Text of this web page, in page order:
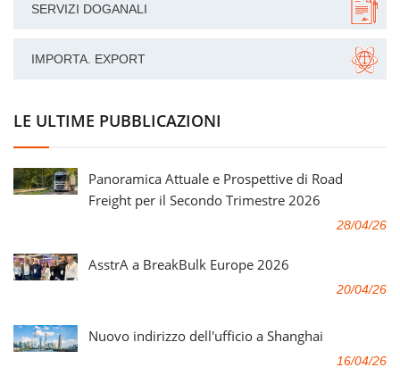
SERVIZI DOGANALI
IMPORTA. EXPORT
LE ULTIME PUBBLICAZIONI
Panoramica Attuale e Prospettive di Road
Freight per il Secondo Trimestre 2026
28/04/26
AsstrA a BreakBulk Europe 2026
20/04/26
Nuovo indirizzo dell'ufficio a Shanghai
16/04/26